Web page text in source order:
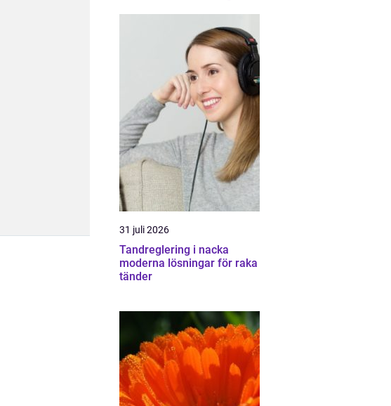
31 juli 2026
Tandreglering i nacka
moderna lösningar för raka
tänder